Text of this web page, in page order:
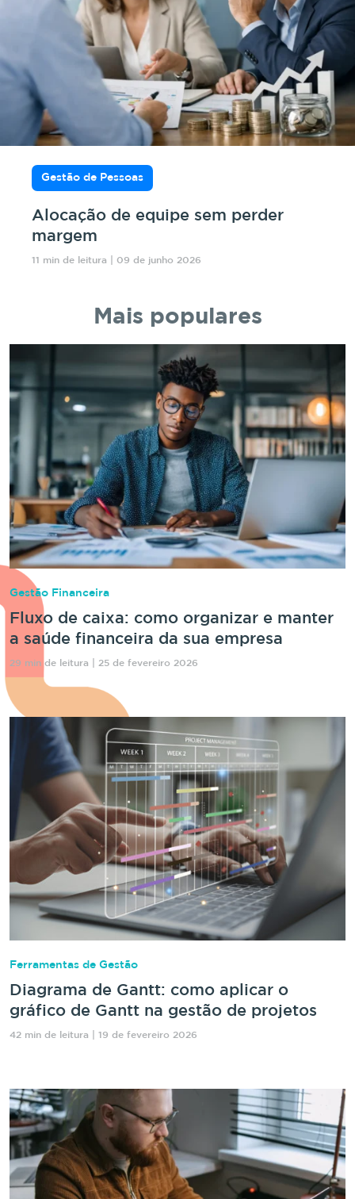
Gestão de Pessoas
Alocação de equipe sem perder
margem
11 min de leitura | 09 de junho 2026
Mais populares
Gestão Financeira
Fluxo de caixa: como organizar e manter
a saúde financeira da sua empresa
29 min de leitura | 25 de fevereiro 2026
Ferramentas de Gestão
Diagrama de Gantt: como aplicar o
gráfico de Gantt na gestão de projetos
42 min de leitura | 19 de fevereiro 2026